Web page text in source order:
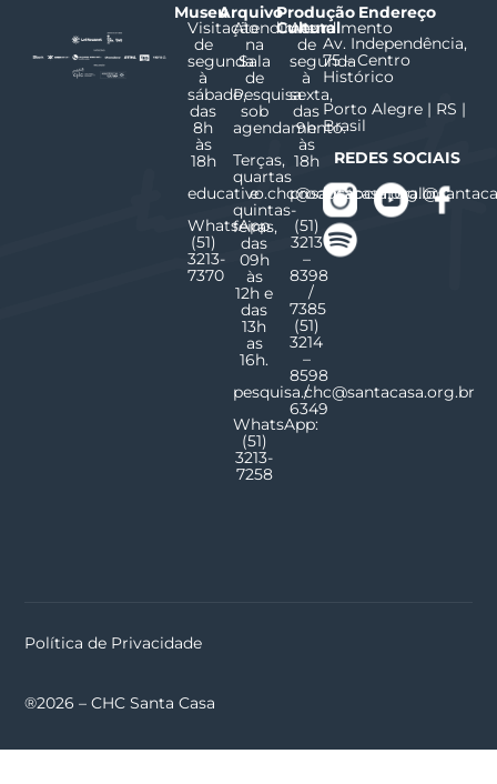
Museu
Visitação
de
segunda
à
sábado,
das
8h
às
18h
educativo.chc@santacasa.org.br
WhatsApp
(51)
3213-
7370
Arquivo
Atendimento
na
Sala
de
Pesquisa
sob
agendamento.
Terças,
quartas
e
quintas-
feiras,
das
09h
às
12h e
das
13h
as
16h.
pesquisa.chc@santacasa.org.br
WhatsApp:
(51)
3213-
7258
Produção
Cultural
Atendimento
de
segunda
à
sexta,
das
9h
às
18h
(51)
3213
–
8398
/
7385
(51)
3214
–
8598
/
6349
Endereço
Av. Independência,
75 – Centro
Histórico
Porto Alegre | RS |
Brasil
REDES SOCIAIS
Política de Privacidade
®2026 – CHC Santa Casa